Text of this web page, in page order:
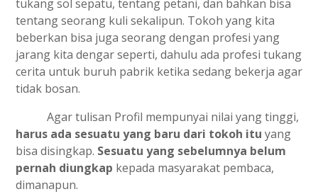
tukang sol sepatu, tentang petani, dan bahkan bisa
tentang seorang kuli sekalipun. Tokoh yang kita
beberkan bisa juga seorang dengan profesi yang
jarang kita dengar seperti, dahulu ada profesi tukang
cerita untuk buruh pabrik ketika sedang bekerja agar
tidak bosan.
Agar tulisan Profil mempunyai nilai yang tinggi,
harus ada sesuatu yang baru dari tokoh itu yang
bisa disingkap. Sesuatu yang sebelumnya belum
pernah diungkap kepada masyarakat pembaca,
dimanapun.